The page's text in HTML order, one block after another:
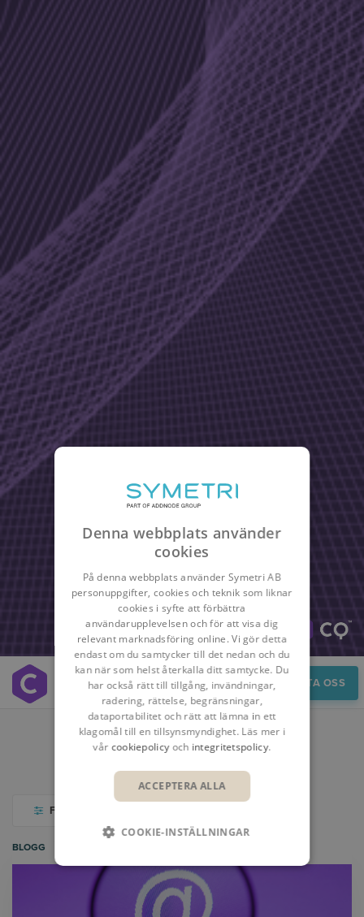
Insikter KONTAKTA OSS
FILTER
BLOGG
Denna webbplats använder
cookies
På denna webbplats använder Symetri AB
personuppgifter, cookies och teknik som liknar
cookies i syfte att förbättra
användarupplevelsen och för att visa dig
relevant marknadsföring online. Vi gör detta
endast om du samtycker till det nedan och du
kan när som helst återkalla ditt samtycke. Du
har också rätt till tillgång, invändningar,
radering, rättelse, begränsningar,
dataportabilitet och rätt att lämna in ett
klagomål till en tillsynsmyndighet. Läs mer i
vår cookiepolicyoch integritetspolicy.
ACCEPTERA ALLA
COOKIE-INSTÄLLNINGAR